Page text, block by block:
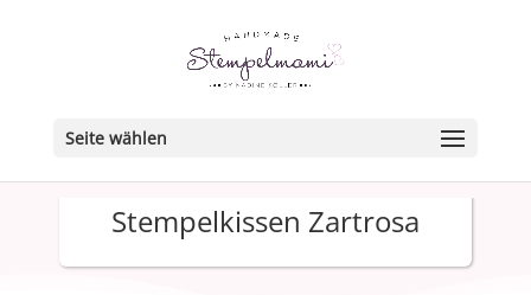
Seite wählen
Stempelkissen Zartrosa